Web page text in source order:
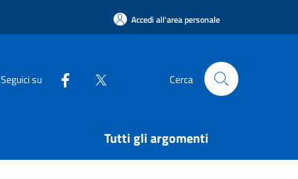
Accedi all'area personale
Seguici su Cerca
Tutti gli argomenti